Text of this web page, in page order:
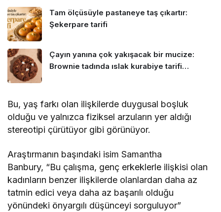
Tam ölçüsüyle pastaneye taş çıkartır:
Şekerpare tarifi
Çayın yanına çok yakışacak bir mucize:
Brownie tadında ıslak kurabiye tarifi…
Bu, yaş farkı olan ilişkilerde duygusal boşluk
olduğu ve yalnızca fiziksel arzuların yer aldığı
stereotipi çürütüyor gibi görünüyor.
Araştırmanın başındaki isim Samantha
Banbury, “Bu çalışma, genç erkeklerle ilişkisi olan
kadınların benzer ilişkilerde olanlardan daha az
tatmin edici veya daha az başarılı olduğu
yönündeki önyargılı düşünceyi sorguluyor”